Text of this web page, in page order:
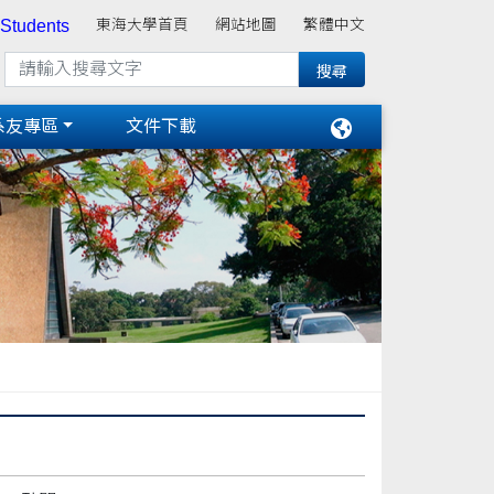
東海大學首頁 網站地圖 繁體中文
友專區 文件下載